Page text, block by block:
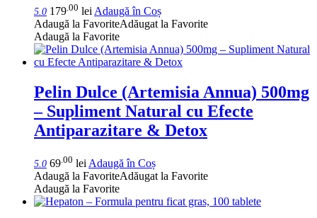
5.0 179 .00 lei Adaugă în Coș
Adaugă la FavoriteAdăugat la Favorite
Adaugă la Favorite
Pelin Dulce (Artemisia Annua) 500mg
– Supliment Natural cu Efecte
Antiparazitare & Detox
5.0 69.00 lei Adaugă în Coș
Adaugă la FavoriteAdăugat la Favorite
Adaugă la Favorite